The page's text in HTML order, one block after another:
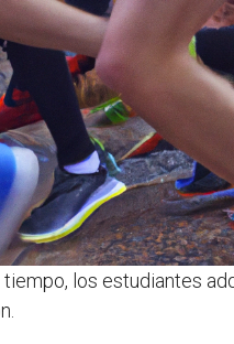
los estudiantes